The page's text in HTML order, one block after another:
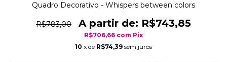
Quadro Decorativo - Whispers between colors
R$783,00 R$743,85
R$706,66 com Pix
10 x de R$74,39 sem juros